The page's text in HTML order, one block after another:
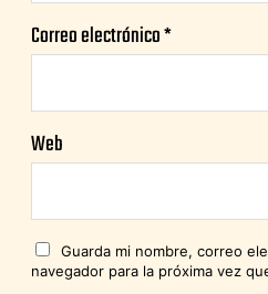
Correo electrónico*
Web
Guarda mi nombre, correo
navegador para la próxima vez